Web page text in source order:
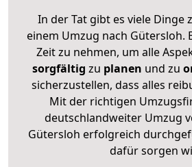
In der Tat gibt es viele Dinge
einem Umzug nach Gütersloh.
Zeit zu nehmen, um alle
sorgfältig zu planen und zu
sicherzustellen, dass alles
Mit der richtigen
deutschlandweiter Umzug
Gütersloh erfolgreich
dafür sorgen